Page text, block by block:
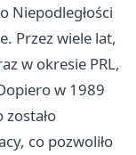
Niepodległości
Przez wiele lat,
w okresie PRL,
w 1989
co pozwoliło